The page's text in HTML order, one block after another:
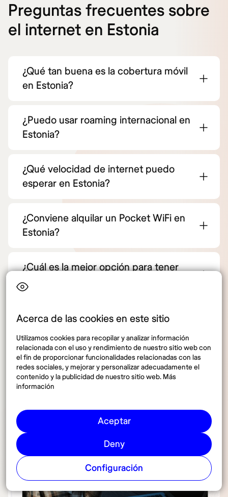
Acerca de las cookies en este sitio
Utilizamos cookies para recopilar y analizar información
relacionada con el uso y rendimiento de nuestro sitio web con
el fin de proporcionar funcionalidades relacionadas con las
redes sociales, y mejorar y personalizar adecuadamente el
contenido y la publicidad de nuestro sitio web. Más
información
Aceptar
Deny
Configuración
Preguntas frecuentes sobre
el internet en Estonia
¿Qué tan buena es la cobertura móvil
en Estonia?
¿Puedo usar roaming internacional en
Estonia?
¿Qué velocidad de internet puedo
esperar en Estonia?
¿Conviene alquilar un Pocket WiFi en
Estonia?
¿Cuál es la mejor opción para tener
internet en Estonia?